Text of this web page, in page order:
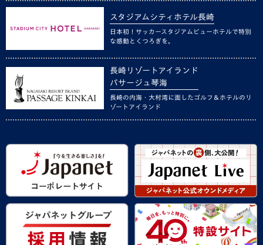
スタジアムシティホテル長崎
日本初！サッカースタジアムビューホテルで特別
な感動とくつろぎを。
長崎リゾートアイランド
パサージュ琴海
長崎の内海・大村湾に面したゴルフ＆ホテルのリ
ゾートアイランド